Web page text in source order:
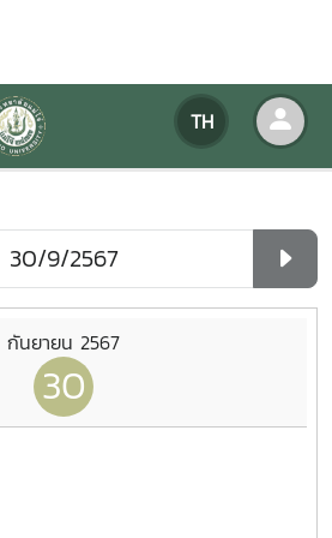
TH
ของหน่วยงาน
น่วยงาน
กันยายน 2567
30